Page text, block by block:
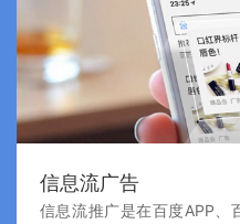
信息流广告
信息流推广是在百度APP、